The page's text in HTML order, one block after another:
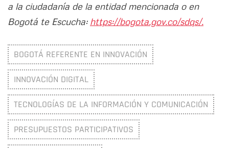
a la ciudadanía de la entidad mencionada o en
Bogotá te Escucha: https://bogota.gov.co/sdqs/.
BOGOTÁ REFERENTE EN INNOVACIÓN
INNOVACIÓN DIGITAL
TECNOLOGÍAS DE LA INFORMACIÓN Y COMUNICACIÓN
PRESUPUESTOS PARTICIPATIVOS